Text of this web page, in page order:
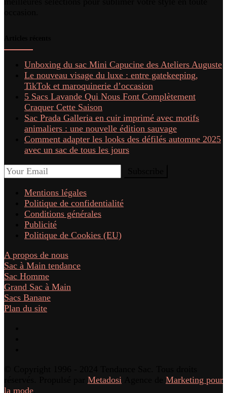
Unboxing du sac Mini Capucine des Ateliers Auguste
Le nouveau visage du luxe : entre gatekeeping,
TikTok et maroquinerie d’occasion
5 Sacs Lavande Qui Nous Font Complètement
Craquer Cette Saison
Sac Prada Galleria en cuir imprimé avec motifs
animaliers : une nouvelle édition sauvage
Comment adapter les looks des défilés automne 2025
avec un sac de tous les jours
Mentions légales
Politique de confidentialité
Conditions générales
Publicité
Politique de Cookies (EU)
A propos de nous
Sac à Main tendance
Sac Homme
Grand Sac à Main
Sacs Banane
Plan du site
Metadosi
Marketing pour
la mode